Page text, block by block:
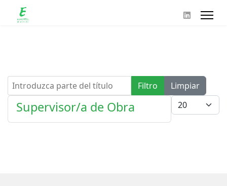
Introduzca parte del título Filtro
Limpiar
Cantidad
Supervisor/a de Obra